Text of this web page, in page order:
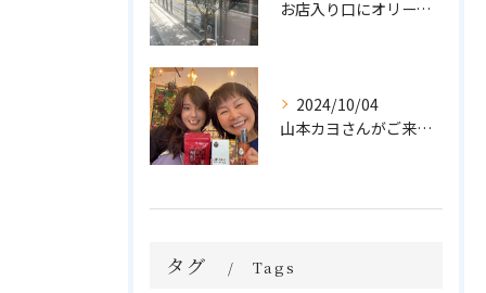
お店入り口にオリーブの木を置きました🌲
2024/10/04
山本カヨさんがご来店💓
タグ Tags